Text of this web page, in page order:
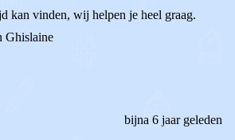
kan vinden, wij helpen je heel graag.
Ghislaine
bijna 6 jaar geleden